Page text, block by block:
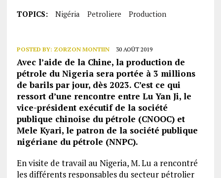
TOPICS: Nigéria Petroliere Production
POSTED BY: ZORZON MONTIIN 30 AOÛT 2019
Avec l’aide de la Chine, la production de
pétrole du Nigeria sera portée à 3 millions
de barils par jour, dès 2023. C’est ce qui
ressort d’une rencontre entre Lu Yan Ji, le
vice-président exécutif de la société
publique chinoise du pétrole (CNOOC) et
Mele Kyari, le patron de la société publique
nigériane du pétrole (NNPC).
En visite de travail au Nigeria, M. Lu a rencontré
les différents responsables du secteur pétrolier